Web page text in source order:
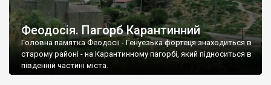
Феодосія. Пагорб Карантинний
Головна памятка Феодосії - Генуезька фортеця знаходиться в
старому районі - на Карантинному пагорбі, який підноситься в
південній частині міста.